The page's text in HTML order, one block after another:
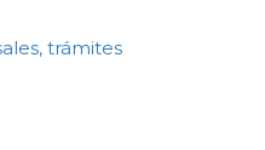
trámites